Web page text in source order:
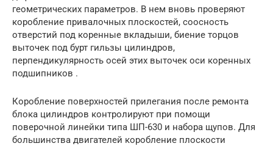
геометрических параметров. В нем вновь проверяют
коробление привалочных плоскостей, соосность
отверстий под коренные вкладыши, биение торцов
выточек под бурт гильзы цилиндров,
перпендикулярность осей этих выточек оси коренных
подшипников .
Коробление поверхностей прилегания после ремонта
блока цилиндров контролируют при помощи
поверочной линейки типа ШП-630 и набора щупов. Для
большинства двигателей коробление плоскости